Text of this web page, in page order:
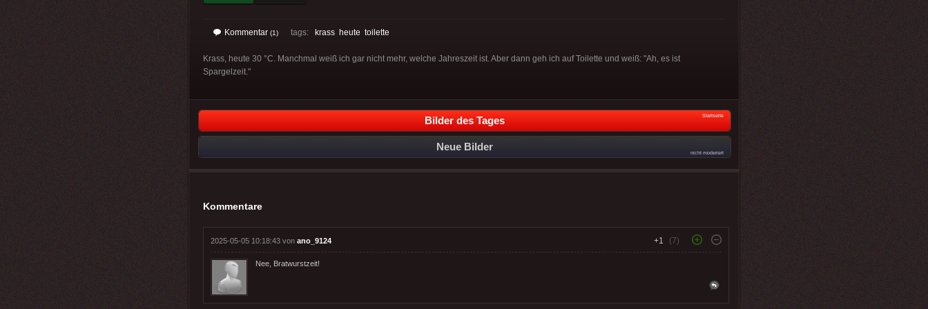
Kommentar (1) tags: krass heute toilette
Krass, heute 30 °C. Manchmal weiß ich gar nicht mehr, welche Jahreszeit ist. Aber dann geh ich auf Toilette und weiß: "Ah, es ist
Spargelzeit."
Bilder des Tages Startseite
Neue Bilder
nicht moderiert
Kommentare
2025-05-05 10:18:43 von ano_9124 +1 (7)
Nee, Bratwurstzeit!